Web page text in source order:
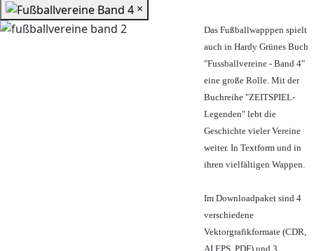
×
Das Fußballwapppen spielt
auch in Hardy Grünes Buch
"Fussballvereine - Band 4"
eine große Rolle. Mit der
Buchreihe "ZEITSPIEL-
Legenden" lebt die
Geschichte vieler Vereine
weiter. In Textform und in
ihren vielfältigen Wappen.
Im Downloadpaket sind 4
verschiedene
Vektorgrafikformate (CDR,
AI EPS, PDF) und 3